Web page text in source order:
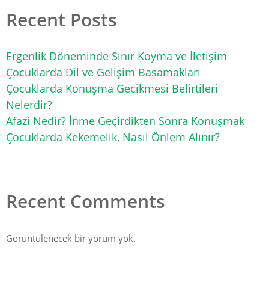
Recent Posts
Ergenlik Döneminde Sınır Koyma ve İletişim
Çocuklarda Dil ve Gelişim Basamakları
Çocuklarda Konuşma Gecikmesi Belirtileri
Nelerdir?
Afazi Nedir? İnme Geçirdikten Sonra Konuşmak
Çocuklarda Kekemelik, Nasıl Önlem Alınır?
Recent Comments
Görüntülenecek bir yorum yok.